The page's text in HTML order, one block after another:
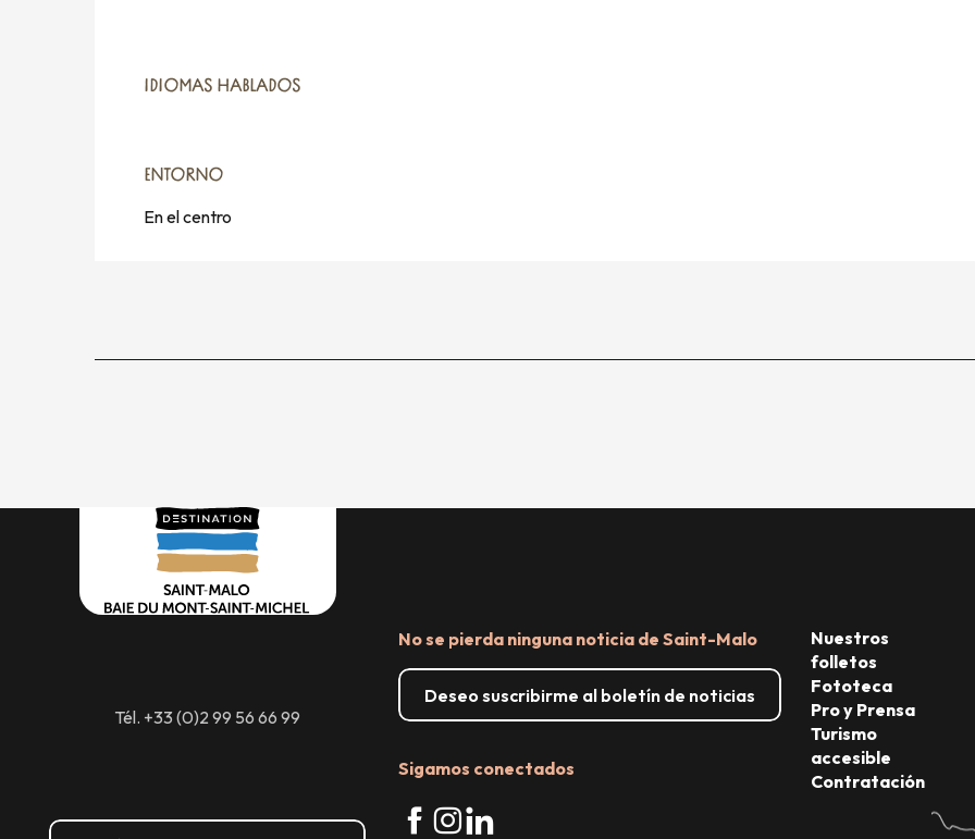
IDIOMAS HABLADOS
IDIOMAS HABLADOS
ENTORNO
ENTORNO
En el centro
Tél. +33 (0)2 99 56 66 99
No se pierda ninguna noticia de Saint-Malo
Deseo suscribirme al boletín de noticias
Sigamos conectados
Nuestros
folletos
Fototeca
Pro y Prensa
Turismo
accesible
Contratación